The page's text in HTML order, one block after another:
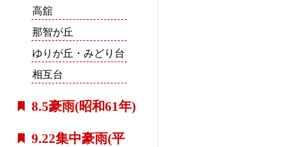
高舘
那智が丘
ゆりが丘・みどり台
相互台
8.5豪雨(昭和61年)
9.22集中豪雨(平